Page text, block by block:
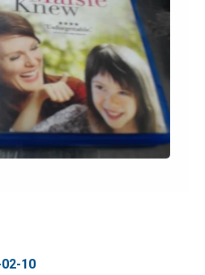
10